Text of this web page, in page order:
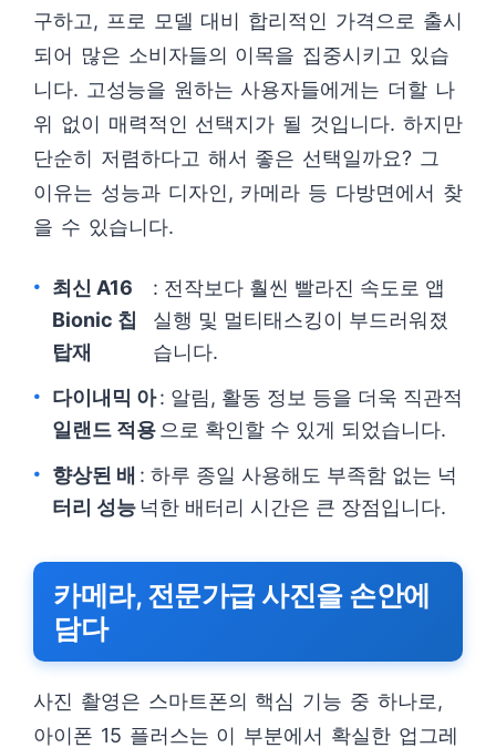
구하고, 프로 모델 대비 합리적인 가격으로 출시
되어 많은 소비자들의 이목을 집중시키고 있습
니다. 고성능을 원하는 사용자들에게는 더할 나
위 없이 매력적인 선택지가 될 것입니다. 하지만
단순히 저렴하다고 해서 좋은 선택일까요? 그
이유는 성능과 디자인, 카메라 등 다방면에서 찾
을 수 있습니다.
최신 A16
Bionic 칩
탑재
: 전작보다 훨씬 빨라진 속도로 앱
실행 및 멀티태스킹이 부드러워졌
습니다.
다이내믹 아
일랜드 적용
: 알림, 활동 정보 등을 더욱 직관적
으로 확인할 수 있게 되었습니다.
향상된 배
터리 성능
: 하루 종일 사용해도 부족함 없는 넉
넉한 배터리 시간은 큰 장점입니다.
카메라, 전문가급 사진을 손안에
담다
사진 촬영은 스마트폰의 핵심 기능 중 하나로,
아이폰 15 플러스는 이 부분에서 확실한 업그레